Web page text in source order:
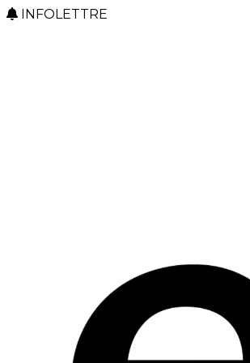
INFOLETTRE